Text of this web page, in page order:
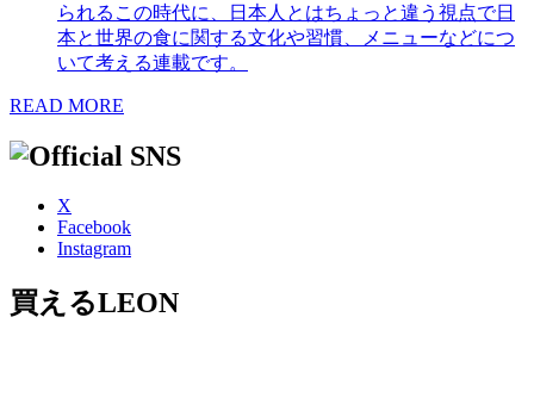
られるこの時代に、日本人とはちょっと違う視点で日
本と世界の食に関する文化や習慣、メニューなどにつ
いて考える連載です。
READ MORE
X
Facebook
Instagram
買えるLEON